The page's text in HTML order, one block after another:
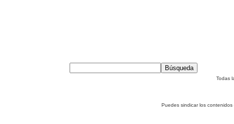
Todas
Puedes sindicar los